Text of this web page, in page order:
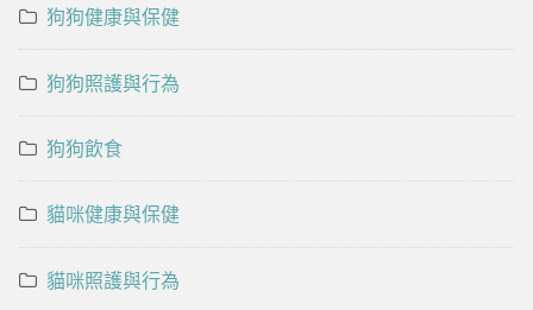
狗狗健康與保健
狗狗照護與行為
狗狗飲食
貓咪健康與保健
貓咪照護與行為